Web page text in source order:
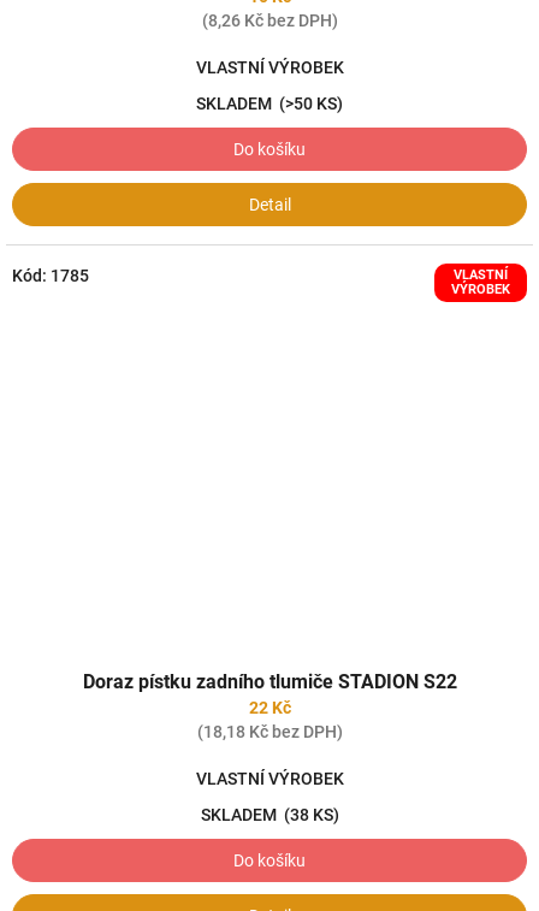
(8,26 Kč bez DPH)
VLASTNÍ VÝROBEK
SKLADEM (>50 KS)
Do košíku
Detail
VLASTNÍ
VÝROBEK
Doraz pístku zadního tlumiče STADION S22
22 Kč
(18,18 Kč bez DPH)
VLASTNÍ VÝROBEK
SKLADEM (38 KS)
Do košíku
Kód: 1785